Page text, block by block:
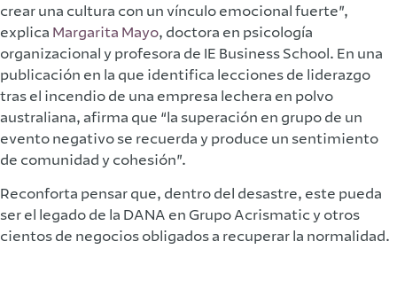
crear una cultura con un vínculo emocional fuerte”,
explica Margarita Mayo, doctora en psicología
organizacional y profesora de IE Business School. En una
publicación en la que identifica lecciones de liderazgo
tras el incendio de una empresa lechera en polvo
australiana, afirma que “la superación en grupo de un
evento negativo se recuerda y produce un sentimiento
de comunidad y cohesión”.
Reconforta pensar que, dentro del desastre, este pueda
ser el legado de la DANA en Grupo Acrismatic y otros
cientos de negocios obligados a recuperar la normalidad.